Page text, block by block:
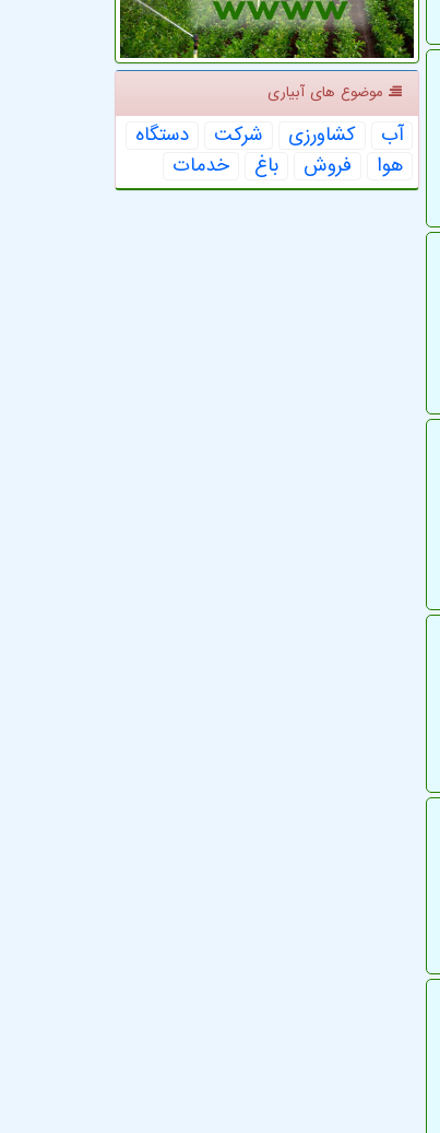
موضوع های آبیاری
آب كشاورزی شركت
دستگاه
هوا
فروش باغ خدمات